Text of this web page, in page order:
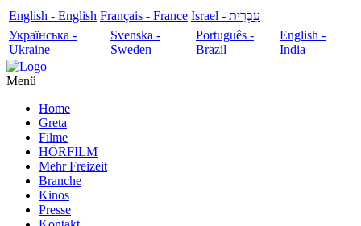
English - English Français - France
עִבְרִית - Israel
Українська -
Ukraine
Svenska -
Sweden
Português -
Brazil
English -
India
Menü
Home
Greta
Filme
HÖRFILM
Mehr Freizeit
Branche
Kinos
Presse